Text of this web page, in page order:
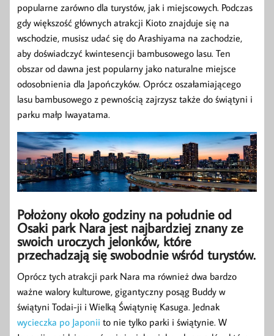
popularne zarówno dla turystów, jak i miejscowych. Podczas
gdy większość głównych atrakcji Kioto znajduje się na
wschodzie, musisz udać się do Arashiyama na zachodzie,
aby doświadczyć kwintesencji bambusowego lasu. Ten
obszar od dawna jest popularny jako naturalne miejsce
odosobnienia dla Japończyków. Oprócz oszałamiającego
lasu bambusowego z pewnością zajrzysz także do świątyni i
parku małp Iwayatama.
Położony około godziny na południe od
Osaki park Nara jest najbardziej znany ze
swoich uroczych jelonków, które
przechadzają się swobodnie wśród turystów.
Oprócz tych atrakcji park Nara ma również dwa bardzo
ważne walory kulturowe, gigantyczny posąg Buddy w
świątyni Todai-ji i Wielką Świątynię Kasuga. Jednak
wycieczka po Japonii to nie tylko parki i świątynie. W